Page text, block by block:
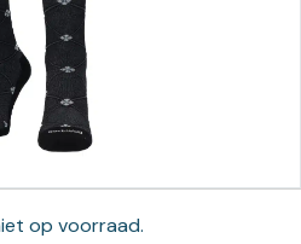
op voorraad.